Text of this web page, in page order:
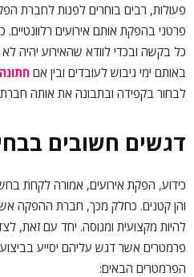
פעולות, רבים בוחרים לפנות לחברת
פרטני בהפקת אותם אירועים
כל בקשה ובכדי לוודא שהאירוע יהיה
באותם ימי גיבוש לעובדים ובין אם
לבחור בקפידה ובתבונה את אותה
דגשים חשובים
כידוע, הפקת אירועים, אמורה לקחת
והן קטנים. כחלק מכך, חברת ההפקה
להיות מקצועית ומנוסה. יחד עם זאת,
פרמטרים אשר דגש עליהם יסייע בביצוע
הפרמטרים הבאים: